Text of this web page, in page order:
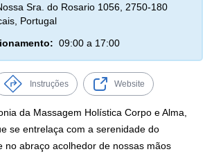
Sra. do Rosario 1056, 2750-180
Portugal
09:00 a 17:00
Instruções Website
da Massagem Holística Corpo e Alma,
se entrelaça com a serenidade do
no abraço acolhedor de nossas mãos